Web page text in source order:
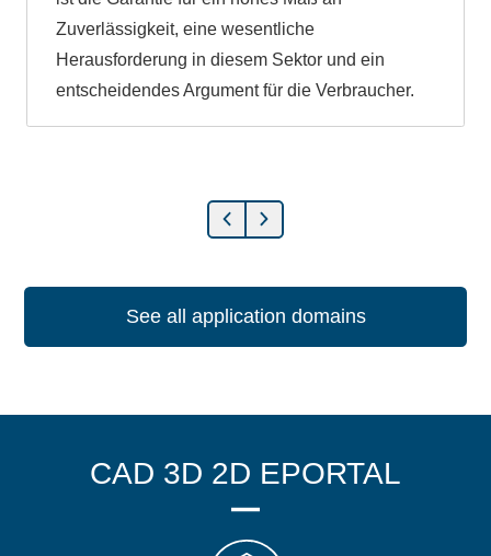
Zuverlässigkeit, eine wesentliche
Herausforderung in diesem Sektor und ein
entscheidendes Argument für die Verbraucher.
See all application domains
CAD 3D 2D EPORTAL